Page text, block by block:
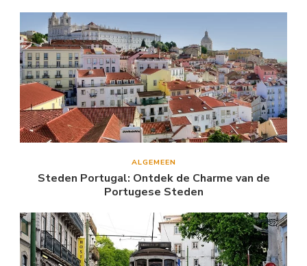
ALGEMEEN
Steden Portugal: Ontdek de Charme van de
Portugese Steden